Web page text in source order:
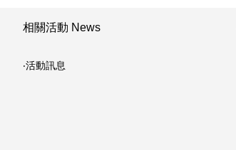
相關活動 News
‧活動訊息